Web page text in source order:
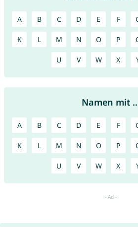
A B C D E F
K L M N O P
U V W X
Namen mit
A B C D E F
K L M N O P
U V W X